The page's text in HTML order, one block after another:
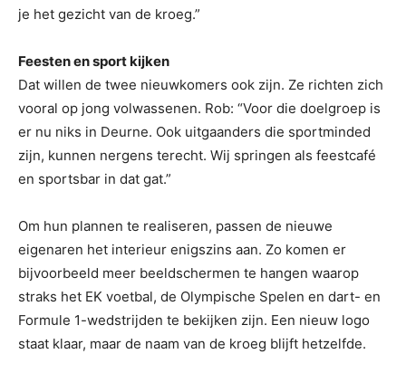
je het gezicht van de kroeg.”
Feesten en sport kijken
Dat willen de twee nieuwkomers ook zijn. Ze richten zich
vooral op jong volwassenen. Rob: “Voor die doelgroep is
er nu niks in Deurne. Ook uitgaanders die sportminded
zijn, kunnen nergens terecht. Wij springen als feestcafé
en sportsbar in dat gat.”
Om hun plannen te realiseren, passen de nieuwe
eigenaren het interieur enigszins aan. Zo komen er
bijvoorbeeld meer beeldschermen te hangen waarop
straks het EK voetbal, de Olympische Spelen en dart- en
Formule 1-wedstrijden te bekijken zijn. Een nieuw logo
staat klaar, maar de naam van de kroeg blijft hetzelfde.